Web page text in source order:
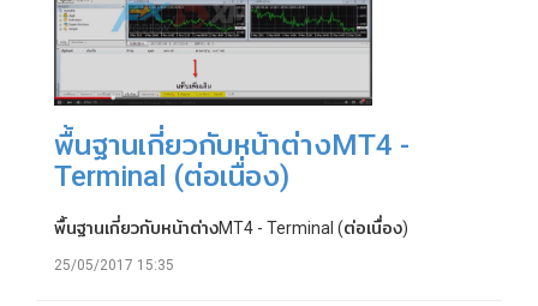
พื้นฐานเกี่ยวกับหน้าต่างMT4 -
Terminal (ต่อเนื่อง)
พื้นฐานเกี่ยวกับหน้าต่างMT4 - Terminal (ต่อเนื่อง)
25/05/2017 15:35